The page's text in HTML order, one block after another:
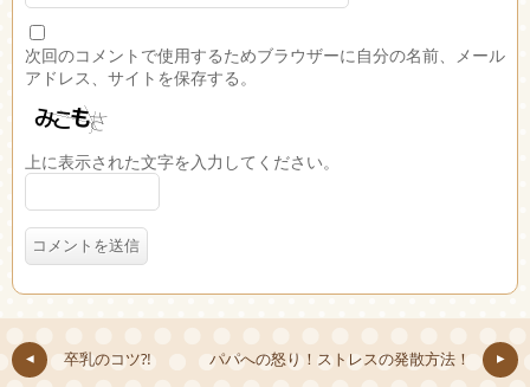
次回のコメントで使用するためブラウザーに自分の名前、メール
アドレス、サイトを保存する。
上に表示された文字を入力してください。
卒乳のコツ⁈ パパへの怒り！ストレスの発散方法！